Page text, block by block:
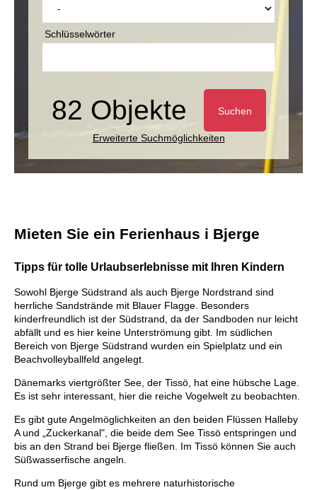
Schlüsselwörter
82 Objekte Suchen
Erweiterte Suchmöglichkeiten
Mieten Sie ein Ferienhaus i Bjerge
Tipps für tolle Urlaubserlebnisse mit Ihren Kindern
Sowohl Bjerge Südstrand als auch Bjerge Nordstrand sind
herrliche Sandstrände mit Blauer Flagge. Besonders
kinderfreundlich ist der Südstrand, da der Sandboden nur leicht
abfällt und es hier keine Unterströmung gibt. Im südlichen
Bereich von Bjerge Südstrand wurden ein Spielplatz und ein
Beachvolleyballfeld angelegt.
Dänemarks viertgrößter See, der Tissö, hat eine hübsche Lage.
Es ist sehr interessant, hier die reiche Vogelwelt zu beobachten.
Es gibt gute Angelmöglichkeiten an den beiden Flüssen Halleby
A und „Zuckerkanal", die beide dem See Tissö entspringen und
bis an den Strand bei Bjerge fließen. Im Tissö können Sie auch
Süßwasserfische angeln.
Rund um Bjerge gibt es mehrere naturhistorische